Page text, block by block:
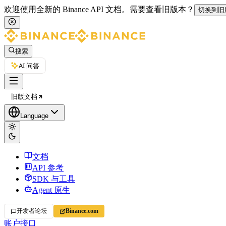
欢迎使用全新的 Binance API 文档。 需要查看旧版本？ 切换到旧
搜索
AI 问答
旧版文档
Language
文档
API 参考
SDK 与工具
Agent 原生
开发者论坛 Binance.com
账户接口